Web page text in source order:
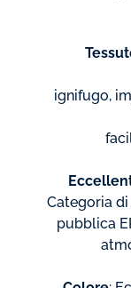
ignifugo,
Categoria
pubblica